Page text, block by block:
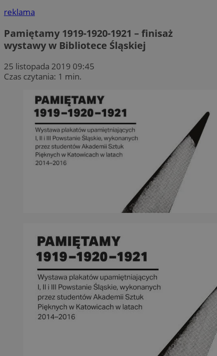
reklama
Pamiętamy 1919-1920-1921 – finisaż
wystawy w Bibliotece Śląskiej
25 listopada 2019 09:45
Czas czytania: 1 min.